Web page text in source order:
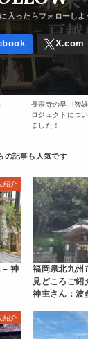
長宗寺の早川智
ロジェクトにつ
ました！
紹介
– 神
福岡県北九州
見どころご紹
神主さん：波
紹介